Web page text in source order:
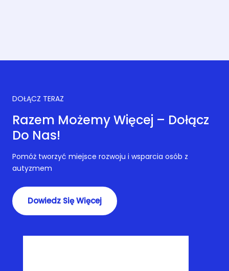
DOŁĄCZ TERAZ
Razem Możemy Więcej – Dołącz
Do Nas!
Pomóż tworzyć miejsce rozwoju i wsparcia osób z
autyzmem
Dowiedz Się Więcej